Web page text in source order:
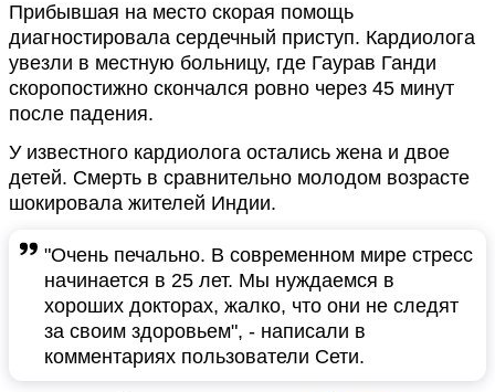
Прибывшая на место скорая помощь
диагностировала сердечный приступ. Кардиолога
увезли в местную больницу, где Гаурав Ганди
скоропостижно скончался ровно через 45 минут
после падения.
У известного кардиолога остались жена и двое
детей. Смерть в сравнительно молодом возрасте
шокировала жителей Индии.
"Очень печально. В современном мире стресс
начинается в 25 лет. Мы нуждаемся в
хороших докторах, жалко, что они не следят
за своим здоровьем", - написали в
комментариях пользователи Сети.